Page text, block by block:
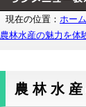
現在の位置： ホーム
農林水産の魅力を体
農林水